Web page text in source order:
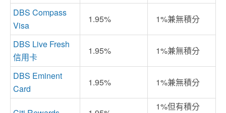
DBS Compass
Visa
1.95% 1%兼無積分
DBS Live Fresh
信用卡
1.95% 1%兼無積分
DBS Eminent
Card
1.95% 1%兼無積分
1%但有積分